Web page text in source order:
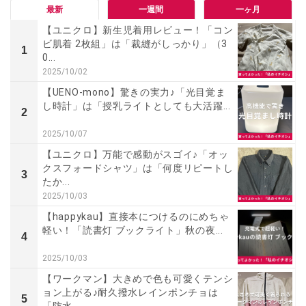
最新 一週間 一ヶ月
1
【ユニクロ】新生児着用レビュー！「コン
ビ肌着 2枚組」は「裁縫がしっかり」（3
0...
2025/10/02
2
【UENO-mono】驚きの実力♪「光目覚ま
し時計」は「授乳ライトとしても大活躍...
2025/10/07
3
【ユニクロ】万能で感動がスゴイ♪「オッ
クスフォードシャツ」は「何度リピートし
たか...
2025/10/03
4
【happykau】直接本につけるのにめちゃ
軽い！「読書灯 ブックライト」秋の夜...
2025/10/03
5
【ワークマン】大きめで色も可愛くテンシ
ョン上がる♪耐久撥水レインポンチョは